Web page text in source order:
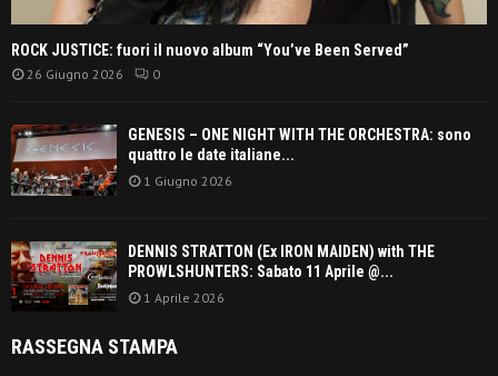
ROCK JUSTICE: fuori il nuovo album “You’ve Been Served”
26 Giugno 2026 0
GENESIS – ONE NIGHT WITH THE ORCHESTRA: sono
quattro le date italiane...
1 Giugno 2026
DENNIS STRATTON (Ex IRON MAIDEN) with THE
PROWLSHUNTERS: Sabato 11 Aprile @...
1 Aprile 2026
RASSEGNA STAMPA